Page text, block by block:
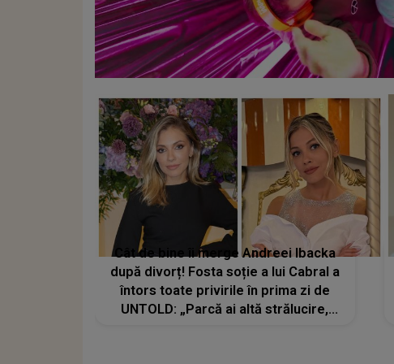
Cât de bine îi merge Andreei Ibacka
după divorț! Fosta soție a lui Cabral a
întors toate privirile în prima zi de
UNTOLD: „Parcă ai altă strălucire,